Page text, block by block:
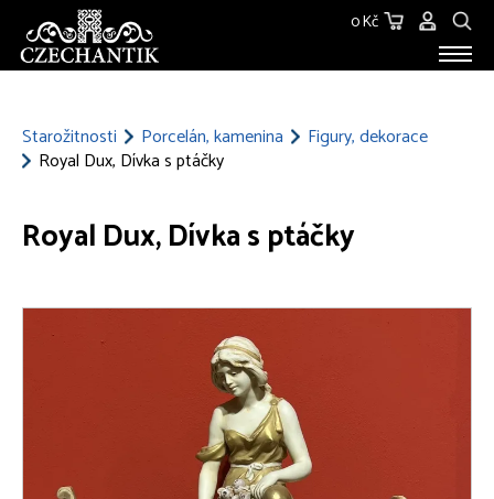
0 Kč
O NÁS
Starožitnosti Porcelán, kamenina
Figury, dekorace
Royal Dux, Dívka s ptáčky
Royal Dux, Dívka s ptáčky